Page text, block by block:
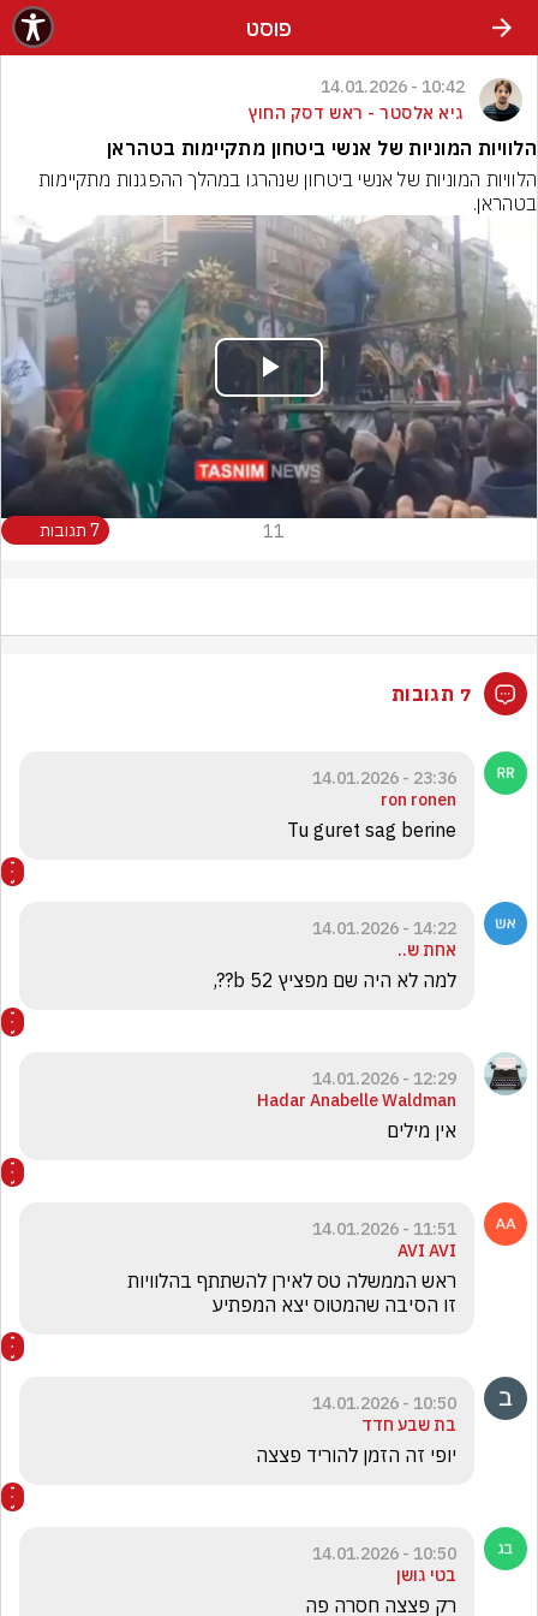
פוסט
10:42 - 14.01.2026
גיא אלסטר - ראש דסק החוץ
הלוויות המוניות של אנשי ביטחון מתקיימות בטהראן
בטהראן.
Play
Video
11 7 תגובות
7 תגובות
23:36 - 14.01.2026
ron ronen
Tu guret sag berine
14:22 - 14.01.2026
אחת ש..
למה לא היה שם מפציץ b 52??,
12:29 - 14.01.2026
Hadar Anabelle Waldman
אין מילים
11:51 - 14.01.2026
AVI AVI
זו הסיבה שהמטוס יצא המפתיע
10:50 - 14.01.2026
בת שבע חדד
יופי זה הזמן להוריד פצצה
10:50 - 14.01.2026
בטי גושן
רק פצצה חסרה פה